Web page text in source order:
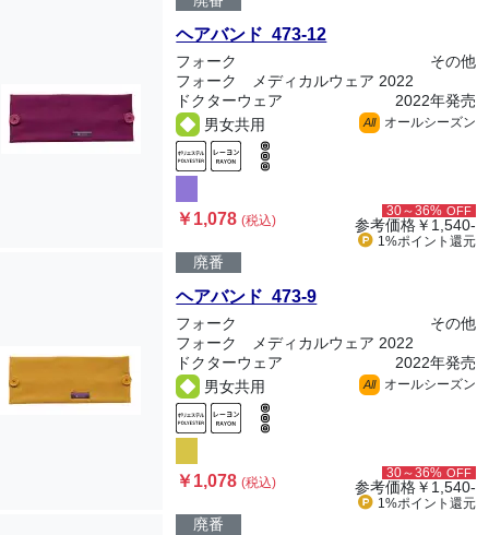
ヘアバンド 473-12
フォーク
その他
フォーク メディカルウェア 2022
ドクターウェア
2022年発売
男女共用
All オールシーズン
￥1,078(税込)
30～36% OFF
参考価格￥1,540-
1%ポイント 還元
廃番
ヘアバンド 473-9
フォーク
その他
フォーク メディカルウェア 2022
ドクターウェア
2022年発売
男女共用
All オールシーズン
￥1,078(税込)
30～36% OFF
参考価格￥1,540-
1%ポイント 還元
廃番